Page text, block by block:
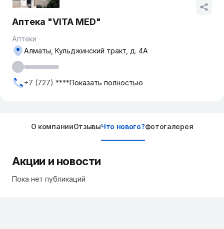
Аптека "VITA MED"
Аптеки
Алматы, Кульджинский тракт, д. 4А
+7 (727) ****Показать полностью
О компанииОтзывыЧто нового?Фотогалерея
Акции и новости
Пока нет публикаций